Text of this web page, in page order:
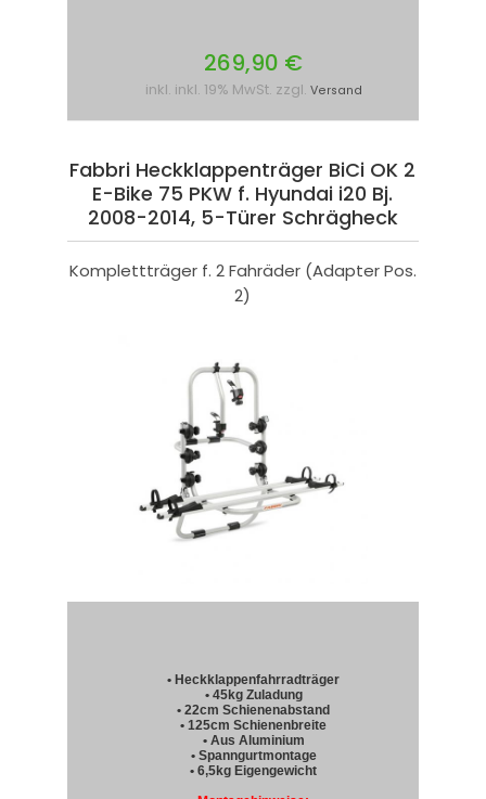
269,90 €
inkl. inkl. 19% MwSt. zzgl. Versand
Fabbri Heckklappenträger BiCi OK 2
E-Bike 75 PKW f. Hyundai i20 Bj.
2008-2014, 5-Türer Schrägheck
Komplettträger f. 2 Fahräder (Adapter Pos.
2)
• Heckklappenfahrradträger
• 45kg Zuladung
• 22cm Schienenabstand
• 125cm Schienenbreite
• Aus Aluminium
• Spanngurtmontage
• 6,5kg Eigengewicht